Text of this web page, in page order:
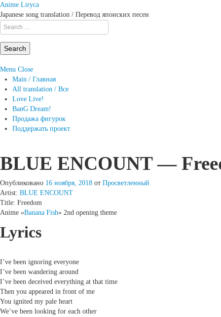
Anime Liryca
Japanese song translation / Перевод японских песен
Search
on:
Menu Close
Main / Главная
All translation / Все
Love Live!
BanG Dream!
Продажа фигурок
Поддержать проект
BLUE ENCOUNT —
Опубликовано 16 ноября, 2018 от Просветленный
Artist: BLUE ENCOUNT
Title: Freedom
Anime «Banana Fish» 2nd opening theme
Lyrics
I’ve been ignoring everyone
I’ve been wandering around
I’ve been deceived everything at that time
Then you appeared in front of me
You ignited my pale heart
We’ve been looking for each other